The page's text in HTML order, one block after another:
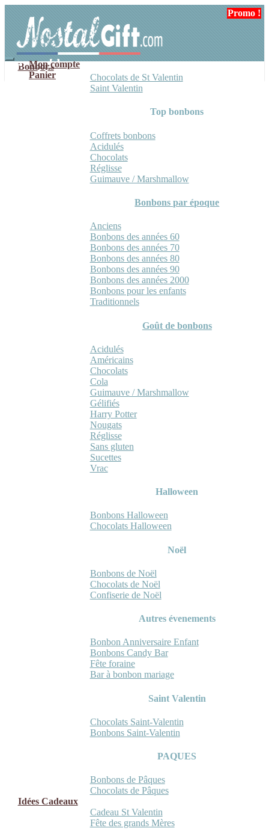
navigation
contenu
Mon compte
Panier
Bonbons
Chocolats de St Valentin
Saint Valentin
Top bonbons
Coffrets bonbons
Acidulés
Chocolats
Réglisse
Guimauve / Marshmallow
Bonbons par époque
Anciens
Bonbons des années 60
Bonbons des années 70
Bonbons des années 80
Bonbons des années 90
Bonbons des années 2000
Bonbons pour les enfants
Traditionnels
Goût de bonbons
Acidulés
Américains
Chocolats
Cola
Guimauve / Marshmallow
Gélifiés
Harry Potter
Nougats
Réglisse
Sans gluten
Sucettes
Vrac
Halloween
Bonbons Halloween
Chocolats Halloween
Noël
Bonbons de Noël
Chocolats de Noël
Confiserie de Noël
Autres évenements
Bonbon Anniversaire Enfant
Bonbons Candy Bar
Fête foraine
Bar à bonbon mariage
Saint Valentin
Chocolats Saint-Valentin
Bonbons Saint-Valentin
PAQUES
Bonbons de Pâques
Chocolats de Pâques
Idées Cadeaux
Cadeau St Valentin
Fête des grands Mères
Promo !